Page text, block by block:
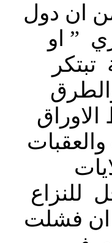
ان دول
” او
تبتكر
للنزاع
ان فشلت